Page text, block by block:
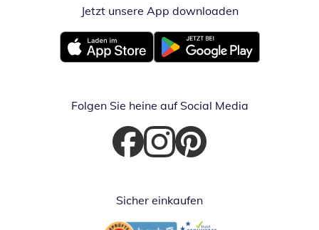
Jetzt unsere App downloadenÖffnet in
Öffnet in neuem FensterÖffnet in neuem Fenster
Folgen Sie heine auf Social Media
Öffnet in neuem Fenster
Öffnet in neuem Fenster
Öffnet in neuem Fenster
Sicher einkaufen